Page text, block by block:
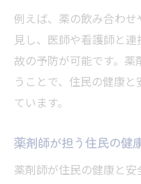
例えば、薬の飲み合わ
見し、医師や看護師と
故の予防が可能です。
うことで、住民の健康
ています。
薬剤師が担う住民の健
薬剤師が住民の健康と